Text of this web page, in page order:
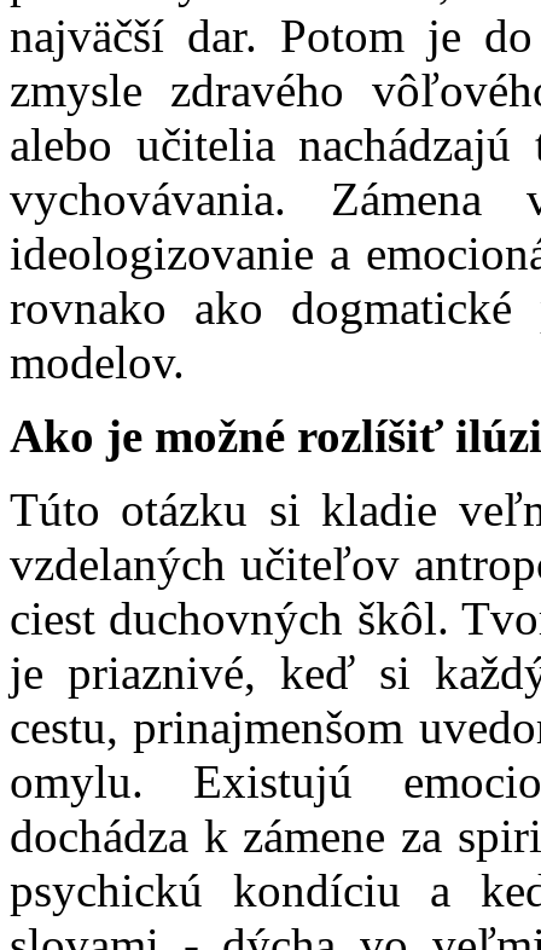
najväčší dar. Potom je
zmysle zdravého
alebo učitelia
vychovávania.
ideologizovanie a
rovnako ako dogmatické
modelov.
Ako je možné rozlíšiť
Túto otázku si kladie
vzdelaných učiteľov
ciest duchovných škôl.
je priaznivé, keď si
cestu, prinajmenšom
omylu. Existujú
dochádza k zámene za
psychickú kondíciu a